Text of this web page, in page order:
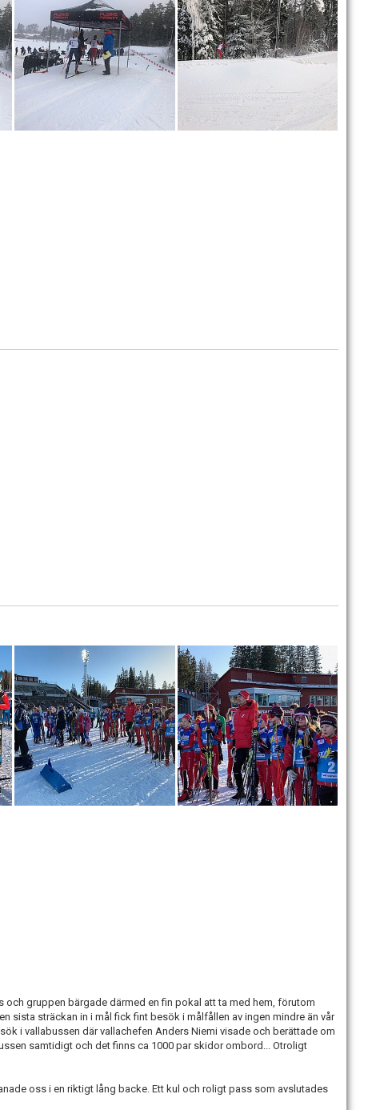
gruppen bärgade därmed en fin pokal att ta med hem, förutom
sista sträckan in i mål fick fint besök i målfållen av ingen mindre än vår
i vallabussen där vallachefen Anders Niemi visade och berättade om
samtidigt och det finns ca 1000 par skidor ombord... Otroligt
oss i en riktigt lång backe. Ett kul och roligt pass som avslutades